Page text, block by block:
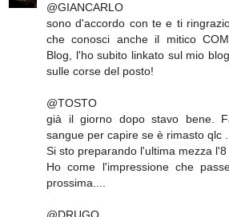
@GIANCARLO
sono d'accordo con te e ti
che conosci anche il mitico
Blog, l'ho subito linkato sul mio
sulle corse del posto!
@TOSTO
già il giorno dopo stavo bene.
sangue per capire se è rimasto qlc
Si sto preparando l'ultima mezza
Ho come l'impressione che
prossima....